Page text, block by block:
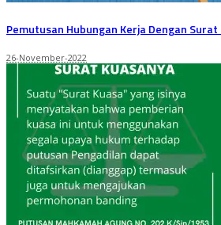
Pemutusan Hubungan Kerja Dengan
26-November-2022